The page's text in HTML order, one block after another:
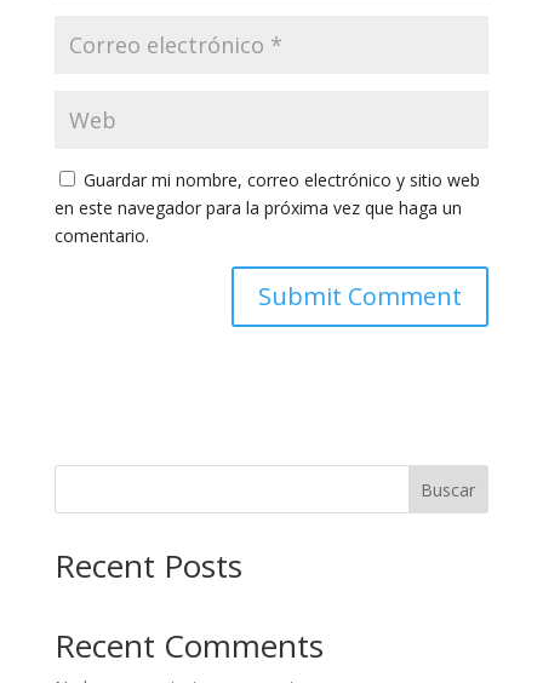
Guardar mi nombre, correo electrónico y sitio web
en este navegador para la próxima vez que haga un
comentario.
Buscar
Recent Posts
Recent Comments